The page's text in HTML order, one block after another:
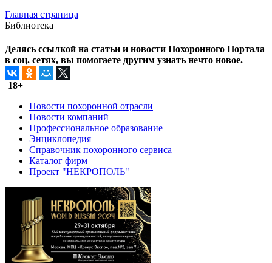
Главная страница
Библиотека
Делясь ссылкой на статьи и новости Похоронного Портала
в соц. сетях, вы помогаете другим узнать нечто новое.
18+
Новости похоронной отрасли
Новости компаний
Профессиональное образование
Энциклопедия
Справочник похоронного сервиса
Каталог фирм
Проект "НЕКРОПОЛЬ"